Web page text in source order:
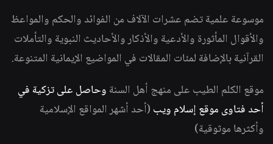
موسوعة علمية تضم عشرات الآلاف من الفوائد والحكم والمواعظ
والأقوال المأثورة والأدعية والأذكار والأحاديث النبوية والتأملات
القرآنية بالإضافة لمئات المقالات في المواضيع الإيمانية المتنوعة.
موقع الكلم الطيب على منهج أهل السنة وحاصل على تزكية في
أحد فتاوى موقع إسلام ويب (أحد أشهر المواقع الإسلامية
وأكثرها موثوقية)